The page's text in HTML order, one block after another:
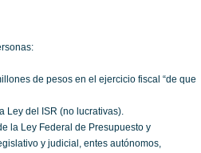
de pesos en el ejercicio fiscal “de que
Ley del ISR (no lucrativas).
la Ley Federal de Presupuesto y
y judicial, entes autónomos,